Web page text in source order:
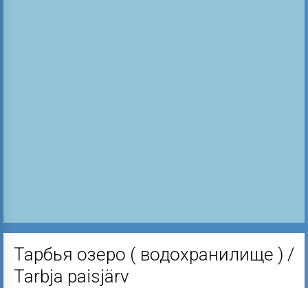
Тарбья озеро ( водохранилище ) /
Tarbja paisjärv